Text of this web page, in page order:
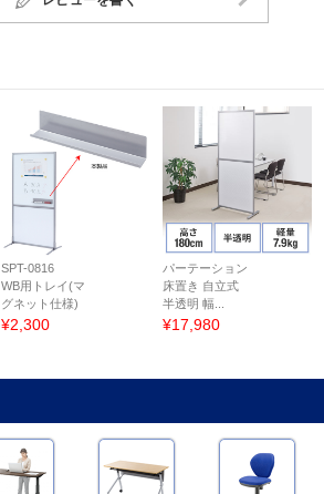
SPT-0816
WB用トレイ(マ
グネット仕様)
¥2,300
パーテーション
床置き 自立式
半透明 幅...
¥17,980